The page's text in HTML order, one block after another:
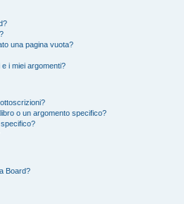
una pagina vuota?
i miei argomenti?
o un argomento specifico?
Board?